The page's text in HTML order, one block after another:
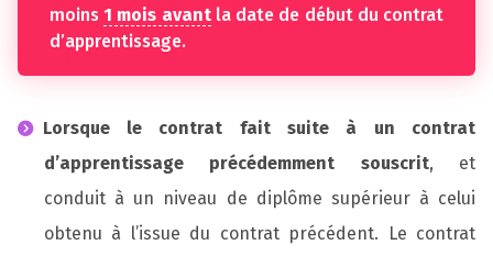
moins1 mois avantla date de début du contrat
d’apprentissage.
Lorsque le contrat fait suite à un contrat
d’apprentissage précédemment souscrit, et
conduit à un niveau de diplôme supérieur à celui
obtenu à l’issue du contrat précédent. Le contrat